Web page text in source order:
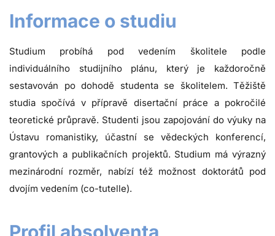
Informace o studiu
Studium probíhá pod vedením školitele podle
individuálního studijního plánu, který je každoročně
sestavován po dohodě studenta se školitelem. Těžiště
studia spočívá v přípravě disertační práce a pokročilé
teoretické průpravě. Studenti jsou zapojování do výuky na
Ústavu romanistiky, účastní se vědeckých konferencí,
grantových a publikačních projektů. Studium má výrazný
mezinárodní rozměr, nabízí též možnost doktorátů pod
dvojím vedením (co-tutelle).